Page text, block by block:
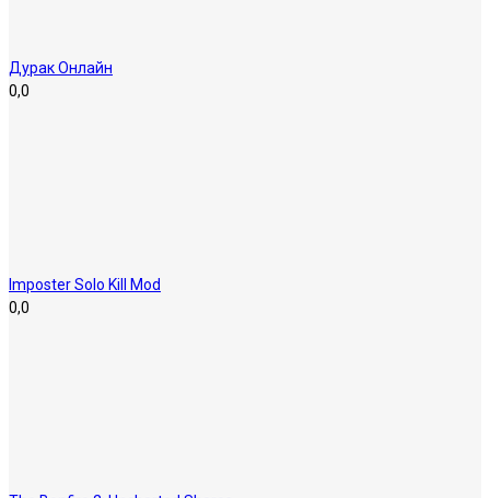
Дурак Онлайн
0,0
Imposter Solo Kill Mod
0,0